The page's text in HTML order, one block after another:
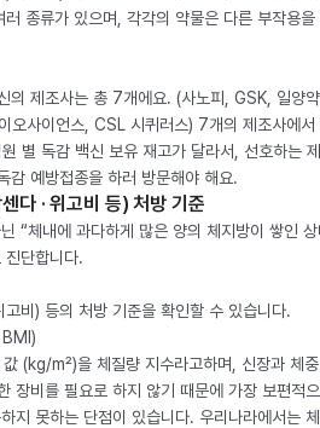
종류가 있으며, 각각의 약물은 다른 부작용을
의 제조사는 총 7개에요. (사노피, GSK, 일양
오사이언스, CSL 시퀴러스) 7개의 제조사에서
별 독감 백신 보유 재고가 달라서, 선호하는
감 예방접종을 하러 방문해야 해요.
다 · 위고비 등) 처방 기준
“체내에 과다하게 많은 양의 체지방이 쌓인
단합니다.
비) 등의 처방 기준을 확인할 수 있습니다.
(kg/m²)을 체질량 지수라고하며, 신장과 체
장비를 필요로 하지 않기 때문에 가장 보편적
지 못하는 단점이 있습니다. 우리나라에서는